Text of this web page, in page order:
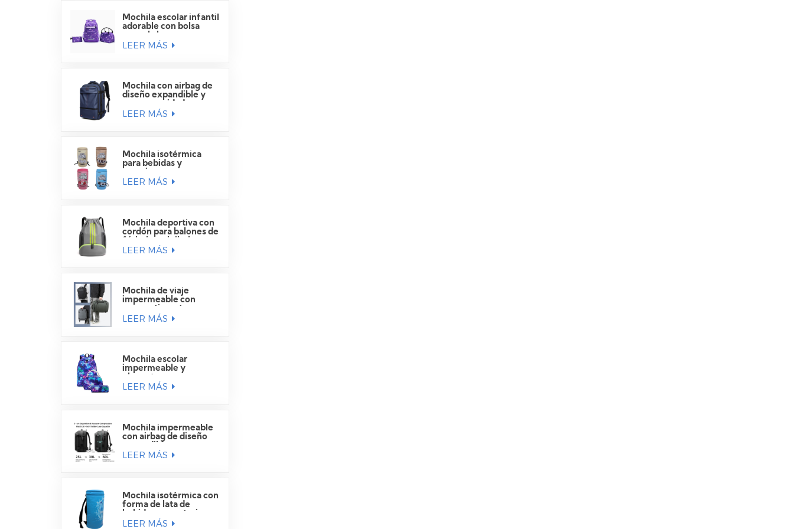
Mochila escolar infantil
adorable con bolsa
LEER MÁS
Mochila con airbag de
diseño expandible y
viajes.
LEER MÁS
Mochila isotérmica
para bebidas y
LEER MÁS
Mochila deportiva con
cordón para balones de
LEER MÁS
Mochila de viaje
impermeable con
portátil
LEER MÁS
Mochila escolar
impermeable y
estudiantes.
LEER MÁS
Mochila impermeable
con airbag de diseño
LEER MÁS
Mochila isotérmica con
forma de lata de
LEER MÁS